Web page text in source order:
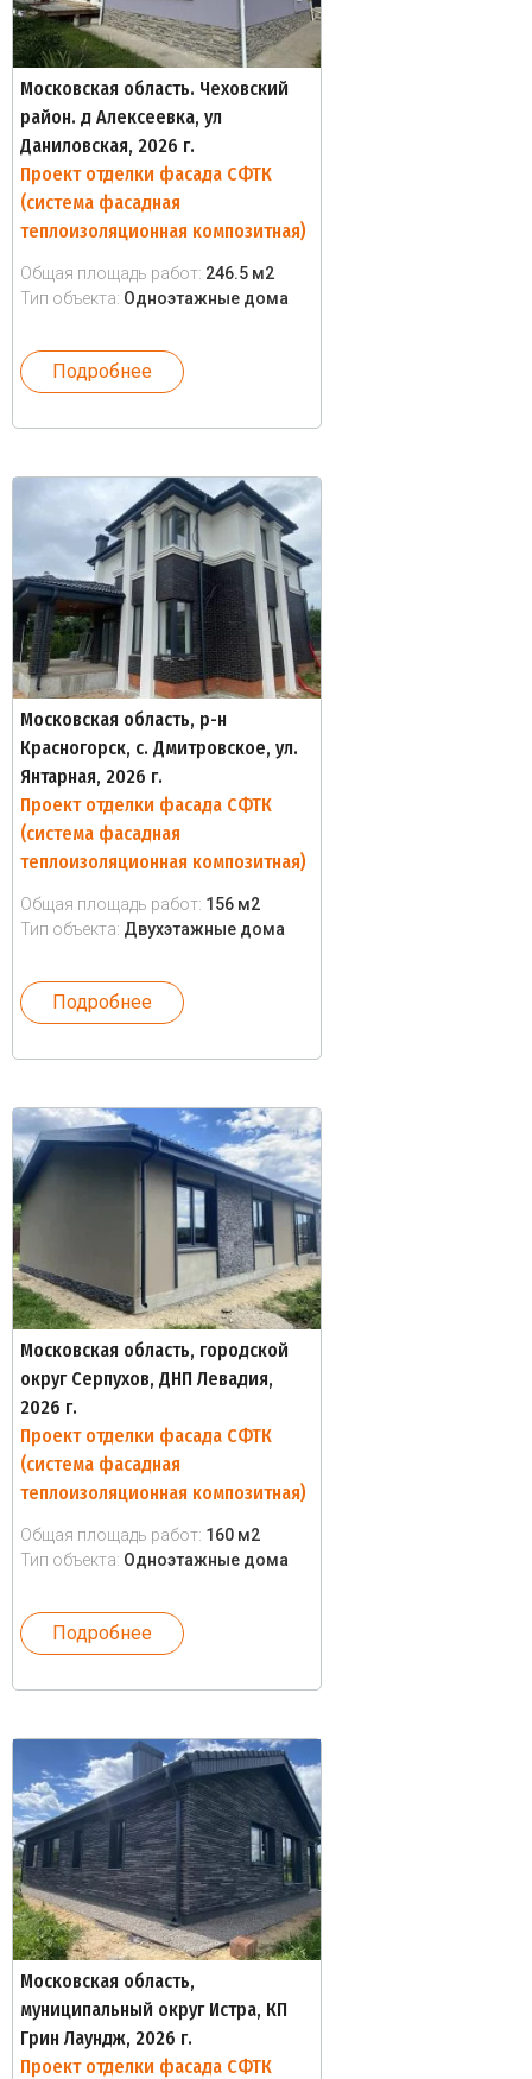
Московская область. Чеховский
район. д Алексеевка, ул
Даниловская, 2026 г.
Проект отделки фасада СФТК
(система фасадная
теплоизоляционная композитная)
Общая площадь работ: 246.5 м2
Тип объекта: Одноэтажные дома
Подробнее
Московская область, р-н
Красногорск, с. Дмитровское, ул.
Янтарная, 2026 г.
Проект отделки фасада СФТК
(система фасадная
теплоизоляционная композитная)
Общая площадь работ: 156 м2
Тип объекта: Двухэтажные дома
Подробнее
Московская область, городской
округ Серпухов, ДНП Левадия,
2026 г.
Проект отделки фасада СФТК
(система фасадная
теплоизоляционная композитная)
Общая площадь работ: 160 м2
Тип объекта: Одноэтажные дома
Подробнее
Московская область,
муниципальный округ Истра, КП
Грин Лаундж, 2026 г.
Проект отделки фасада СФТК